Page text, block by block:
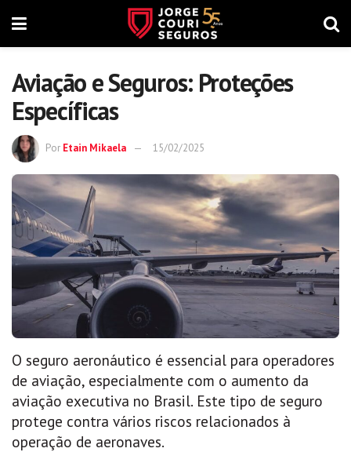
Aviação e Seguros: Proteções
Específicas
Por Etain Mikaela 15/02/2025
O seguro aeronáutico é essencial para operadores
de aviação, especialmente com o aumento da
aviação executiva no Brasil. Este tipo de seguro
protege contra vários riscos relacionados à
operação de aeronaves.